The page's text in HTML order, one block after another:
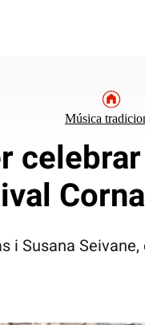
Música
i Susana